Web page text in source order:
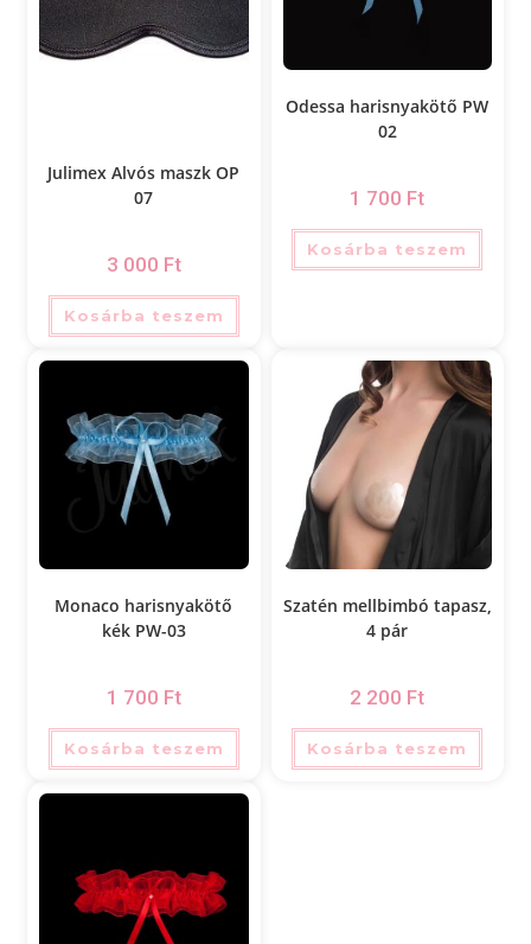
Julimex Alvós maszk OP
07
3 000 Ft
Kosárba teszem
Odessa harisnyakötő PW
02
1 700 Ft
Kosárba teszem
Monaco harisnyakötő
kék PW-03
1 700 Ft
Kosárba teszem
Szatén mellbimbó tapasz,
4 pár
2 200 Ft
Kosárba teszem